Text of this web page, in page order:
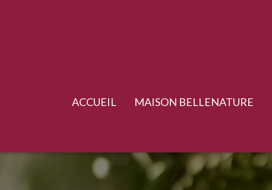
ACCUEIL MAISON BELLENATURE